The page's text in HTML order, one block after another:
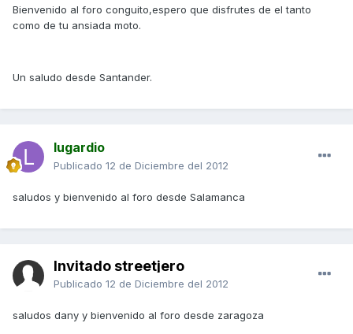
Bienvenido al foro conguito,espero que disfrutes de el tanto
como de tu ansiada moto.
Un saludo desde Santander.
lugardio
Publicado 12 de Diciembre del 2012
saludos y bienvenido al foro desde Salamanca
Invitado streetjero
Publicado 12 de Diciembre del 2012
saludos dany y bienvenido al foro desde zaragoza